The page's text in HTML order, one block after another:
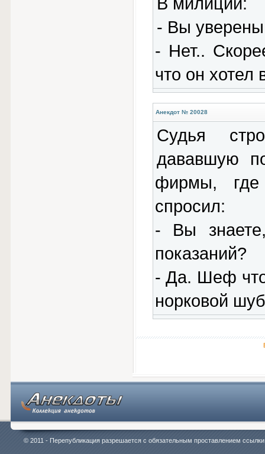
- Вы уверены
- Нет..
что он хотел
Анекдот № 20028
Судья
дававшую
фирмы,
спросил:
- Вы
показаний?
- Да. Шеф
норковой
© 2011 - Перепубликация разрешается с обязательным проставлением